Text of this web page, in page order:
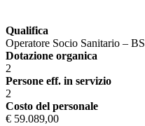
Qualifica
Operatore Socio Sanitario – BS
Dotazione organica
2
Persone eff. in servizio
2
Costo del personale
€ 59.089,00